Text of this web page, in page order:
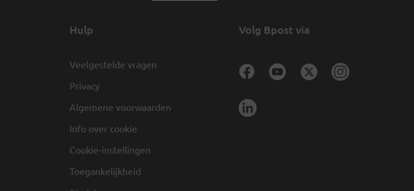
Hulp
Veelgestelde vragen
Privacy
Algemene voorwaarden
Info over cookie
Cookie-instellingen
Toegankelijkheid
Volg Bpost via